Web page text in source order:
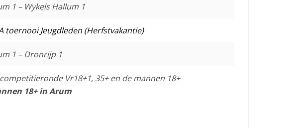
1 – Wykels Hallum 1
toernooi Jeugdleden (Herfstvakantie)
1 – Dronrijp 1
Vr18+1, 35+ en de mannen 18+
18+ in Arum